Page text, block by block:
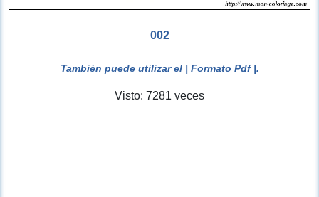
002
También puede utilizar el | Formato Pdf |.
Visto: 7281 veces